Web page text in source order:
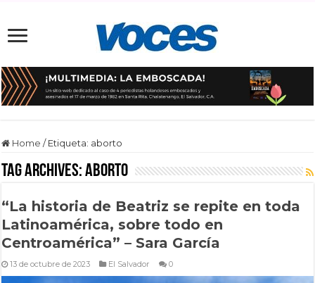
Home / Etiqueta: aborto
Tag Archives:aborto
“La historia de Beatriz se repite en toda
Latinoamérica, sobre todo en
Centroamérica” – Sara García
13 de octubre de 2023 El Salvador 0